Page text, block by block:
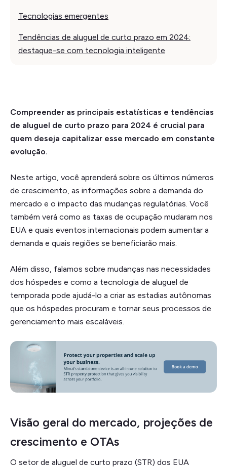
Tecnologias emergentes
Tendências de aluguel de curto prazo em 2024:
destaque-se com tecnologia inteligente
Compreender as principais estatísticas e tendências
de aluguel de curto prazo para 2024 é crucial para
quem deseja capitalizar esse mercado em constante
evolução.
Neste artigo, você aprenderá sobre os últimos números
de crescimento, as informações sobre a demanda do
mercado e o impacto das mudanças regulatórias. Você
também verá como as taxas de ocupação mudaram nos
EUA e quais eventos internacionais podem aumentar a
demanda e quais regiões se beneficiarão mais.
Além disso, falamos sobre mudanças nas necessidades
dos hóspedes e como a tecnologia de aluguel de
temporada pode ajudá-lo a criar as estadias autônomas
que os hóspedes procuram e tornar seus processos de
gerenciamento mais escaláveis.
Visão geral do mercado, projeções de
crescimento e OTAs
O setor de aluguel de curto prazo (STR) dos EUA